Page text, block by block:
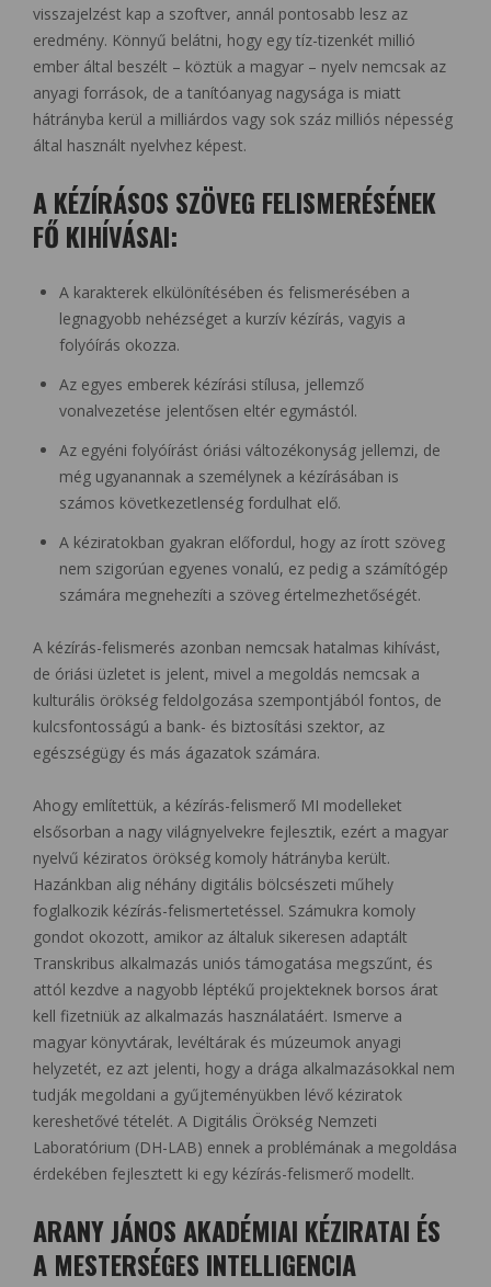
visszajelzést kap a szoftver, annál pontosabb lesz az
eredmény. Könnyű belátni, hogy egy tíz-tizenkét millió
ember által beszélt – köztük a magyar – nyelv nemcsak az
anyagi források, de a tanítóanyag nagysága is miatt
hátrányba kerül a milliárdos vagy sok száz milliós népesség
által használt nyelvhez képest.
A KÉZÍRÁSOS SZÖVEG FELISMERÉSÉNEK
FŐ KIHÍVÁSAI:
A karakterek elkülönítésében és felismerésében a
legnagyobb nehézséget a kurzív kézírás, vagyis a
folyóírás okozza.
Az egyes emberek kézírási stílusa, jellemző
vonalvezetése jelentősen eltér egymástól.
Az egyéni folyóírást óriási változékonyság jellemzi, de
még ugyanannak a személynek a kézírásában is
számos következetlenség fordulhat elő.
A kéziratokban gyakran előfordul, hogy az írott szöveg
nem szigorúan egyenes vonalú, ez pedig a számítógép
számára megnehezíti a szöveg értelmezhetőségét.
A kézírás-felismerés azonban nemcsak hatalmas kihívást,
de óriási üzletet is jelent, mivel a megoldás nemcsak a
kulturális örökség feldolgozása szempontjából fontos, de
kulcsfontosságú a bank- és biztosítási szektor, az
egészségügy és más ágazatok számára.
Ahogy említettük, a kézírás-felismerő MI modelleket
elsősorban a nagy világnyelvekre fejlesztik, ezért a magyar
nyelvű kéziratos örökség komoly hátrányba került.
Hazánkban alig néhány digitális bölcsészeti műhely
foglalkozik kézírás-felismertetéssel. Számukra komoly
gondot okozott, amikor az általuk sikeresen adaptált
Transkribus alkalmazás uniós támogatása megszűnt, és
attól kezdve a nagyobb léptékű projekteknek borsos árat
kell fizetniük az alkalmazás használatáért. Ismerve a
magyar könyvtárak, levéltárak és múzeumok anyagi
helyzetét, ez azt jelenti, hogy a drága alkalmazásokkal nem
tudják megoldani a gyűjteményükben lévő kéziratok
kereshetővé tételét. A Digitális Örökség Nemzeti
Laboratórium (DH-LAB) ennek a problémának a megoldása
érdekében fejlesztett ki egy kézírás-felismerő modellt.
ARANY JÁNOS AKADÉMIAI KÉZIRATAI ÉS
A MESTERSÉGES INTELLIGENCIA